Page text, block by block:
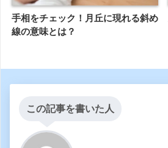
手相をチェック！月丘に現れる斜め
線の意味とは？
この記事を書いた人